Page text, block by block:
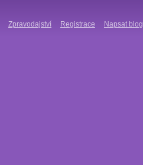
Zpravodajství Registrace Napsat blog